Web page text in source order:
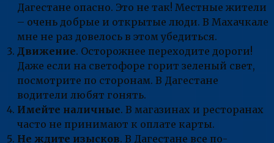
Дагестане опасно. Это не так! Местные жители
– очень добрые и открытые люди. В Махачкале
мне не раз довелось в этом убедиться.
Движение. Осторожнее переходите дороги!
Даже если на светофоре горит зеленый свет,
посмотрите по сторонам. В Дагестане
водители любят гонять.
Имейте наличные. В магазинах и ресторанах
часто не принимают к оплате карты.
Не ждите изысков. В Дагестане все по-